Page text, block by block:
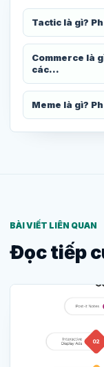
Tactic là gì?
Commerce là
các...
Meme là gì?
BÀI VIẾT LIÊN QUAN
Đọc tiếp